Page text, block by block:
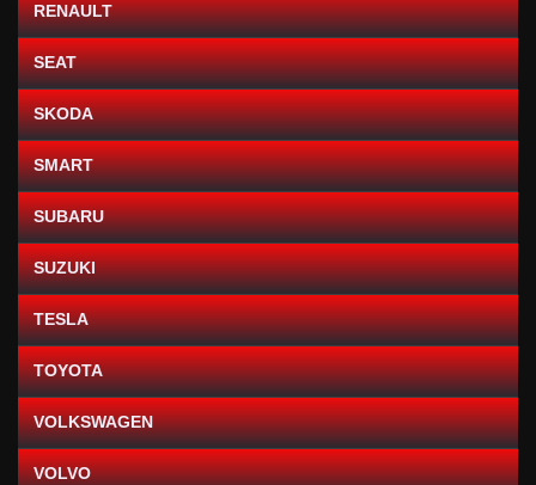
RENAULT
SEAT
SKODA
SMART
SUBARU
SUZUKI
TESLA
TOYOTA
VOLKSWAGEN
VOLVO